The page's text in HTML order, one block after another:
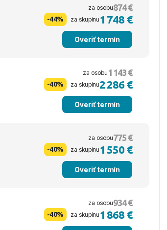
za osobu874 €
-44% za skupinu 1 748 €
Overiť termín
za osobu 1 143 €
-40% za skupinu2 286 €
Overiť termín
za osobu775 €
-40% za skupinu 1 550 €
Overiť termín
za osobu934 €
-40% za skupinu 1 868 €